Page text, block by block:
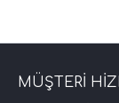
MÜŞTERİ